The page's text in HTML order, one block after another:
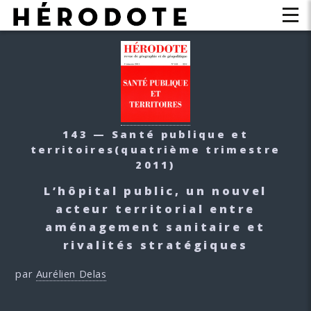
143 — Santé publique et
territoires (quatrième trimestre
2011)
L’hôpital public, un nouvel
acteur territorial entre
aménagement sanitaire et
rivalités stratégiques
par Aurélien Delas